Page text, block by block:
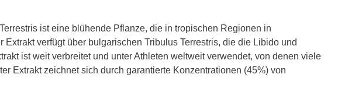
ist eine blühende Pflanze, die in tropischen Regionen in
verfügt über bulgarischen Tribulus Terrestris, die die Libido und
ist weit verbreitet und unter Athleten weltweit verwendet, von denen viele
Extrakt zeichnet sich durch garantierte Konzentrationen (45%) von